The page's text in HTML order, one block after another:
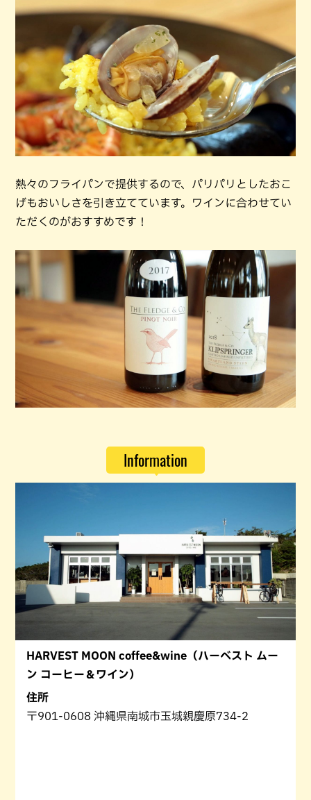
熱々のフライパンで提供するので、パリパリとしたおこ
げもおいしさを引き立てています。ワインに合わせてい
ただくのがおすすめです！
Information
HARVEST MOON coffee&wine（ハーベスト ムー
ン コーヒー＆ワイン）
住所
〒901-0608 沖縄県南城市玉城親慶原734-2